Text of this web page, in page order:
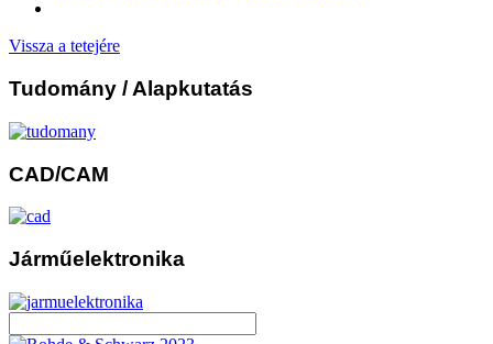
Vissza a tetejére
Tudomány / Alapkutatás
CAD/CAM
Járműelektronika